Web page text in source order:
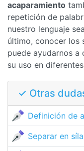
acaparamiento
repetición de
nuestro lenguaje
último, conocer los
puede ayudarnos
su uso en
✓ Otras
Definición de
Separar en